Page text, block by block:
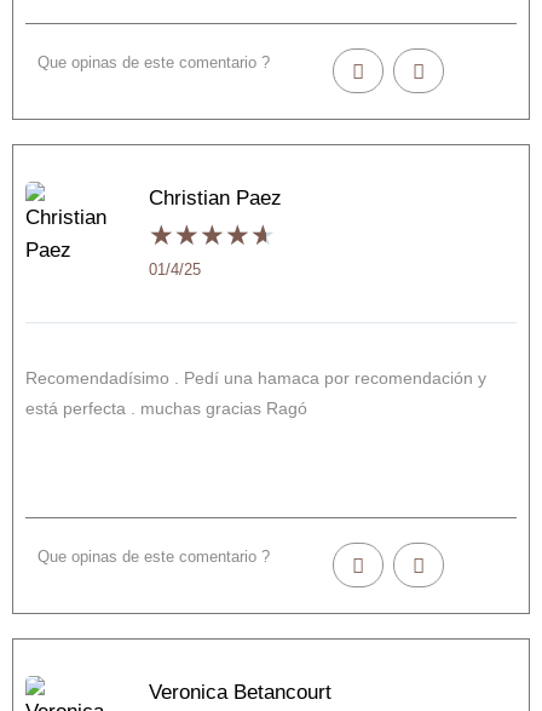
Que opinas de este comentario ?
Christian Paez
★★★★★
01/4/25
Recomendadísimo . Pedí una hamaca por recomendación y
está perfecta . muchas gracias Ragó
Que opinas de este comentario ?
Veronica Betancourt